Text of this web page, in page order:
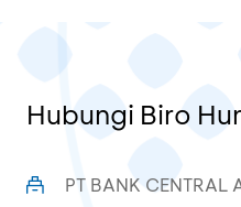
Hubungi Biro
PT BANK CENTRAL